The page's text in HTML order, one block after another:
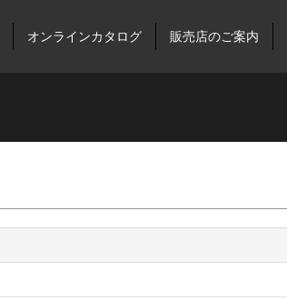
オンラインカタログ 販売店のご案内